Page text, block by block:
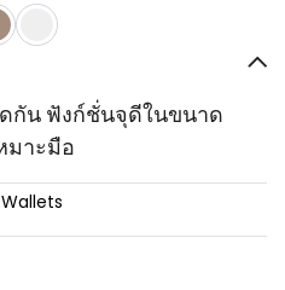
กัน ฟังก์ชั่นจุดีในขนาด
มาะมือ
Wallets